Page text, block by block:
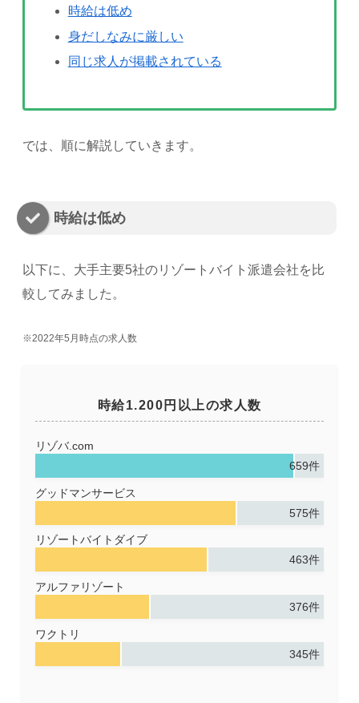
時給は低め
身だしなみに厳しい
同じ求人が掲載されている
では、順に解説していきます。
時給は低め
以下に、大手主要5社のリゾートバイト派遣会社を比
較してみました。
※2022年5月時点の求人数
時給1.200円以上の求人数
リゾバ.com
659件
グッドマンサービス
575件
リゾートバイトダイブ
463件
アルファリゾート
376件
ワクトリ
345件